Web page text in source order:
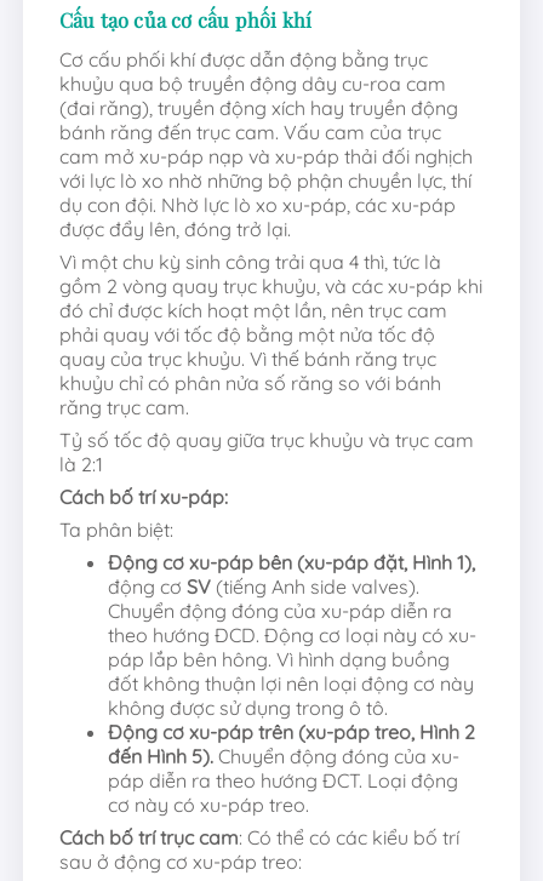
Cấu tạo của cơ cấu phối khí
Cơ cấu phối khí được dẫn động bằng trục
khuỷu qua bộ truyền động dây cu-roa cam
(đai răng), truyền động xích hay truyền động
bánh răng đến trục cam. Vấu cam của trục
cam mở xu-páp nạp và xu-páp thải đối nghịch
với lực lò xo nhờ những bộ phận chuyền lực, thí
dụ con đội. Nhờ lực lò xo xu-páp, các xu-páp
được đẩy lên, đóng trở lại.
Vì một chu kỳ sinh công trải qua 4 thì, tức là
gồm 2 vòng quay trục khuỷu, và các xu-páp khi
đó chỉ được kích hoạt một lần, nên trục cam
phải quay với tốc độ bằng một nửa tốc độ
quay của trục khuỷu. Vì thế bánh răng trục
khuỷu chỉ có phân nửa số răng so với bánh
răng trục cam.
Tỷ số tốc độ quay giữa trục khuỷu và trục cam
là 2:1
Cách bố trí xu-páp:
Ta phân biệt:
Động cơ xu-páp bên (xu-páp đặt, Hình 1),
động cơ SV(tiếng Anh side valves).
Chuyển động đóng của xu-páp diễn ra
theo hướng ĐCD. Động cơ loại này có xu-
páp lắp bên hông. Vì hình dạng buồng
đốt không thuận lợi nên loại động cơ này
không được sử dụng trong ô tô.
Động cơ xu-páp trên (xu-páp treo, Hình 2
đến Hình 5).Chuyển động đóng của xu-
páp diễn ra theo hướng ĐCT. Loại động
cơ này có xu-páp treo.
Cách bố trí trục cam: Có thể có các kiểu bố trí
sau ở động cơ xu-páp treo: